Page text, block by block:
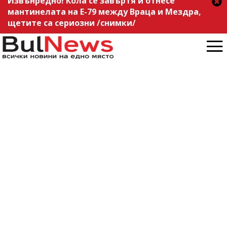
мантинелата на Е-79 между Враца и Мездра,
щетите са сериозни /снимки/